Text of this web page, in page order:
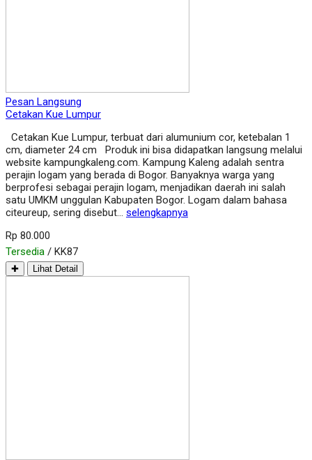
Pesan Langsung
Cetakan Kue Lumpur
Cetakan Kue Lumpur, terbuat dari alumunium cor, ketebalan 1
cm, diameter 24 cm Produk ini bisa didapatkan langsung melalui
website kampungkaleng.com. Kampung Kaleng adalah sentra
perajin logam yang berada di Bogor. Banyaknya warga yang
berprofesi sebagai perajin logam, menjadikan daerah ini salah
satu UMKM unggulan Kabupaten Bogor. Logam dalam bahasa
citeureup, sering disebut… selengkapnya
Rp 80.000
Tersedia / KK87
✚ Lihat Detail